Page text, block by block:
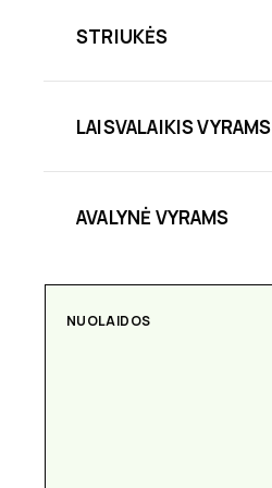
STRIUKĖS
LAISVALAIKIS VYRAMS
AVALYNĖ VYRAMS
NUOLAIDOS